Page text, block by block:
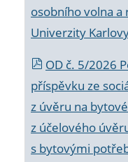
osobního volna a
Univerzity
OD č. 5/2026
příspěvku ze
z úvěru na
z účelového
s bytovými